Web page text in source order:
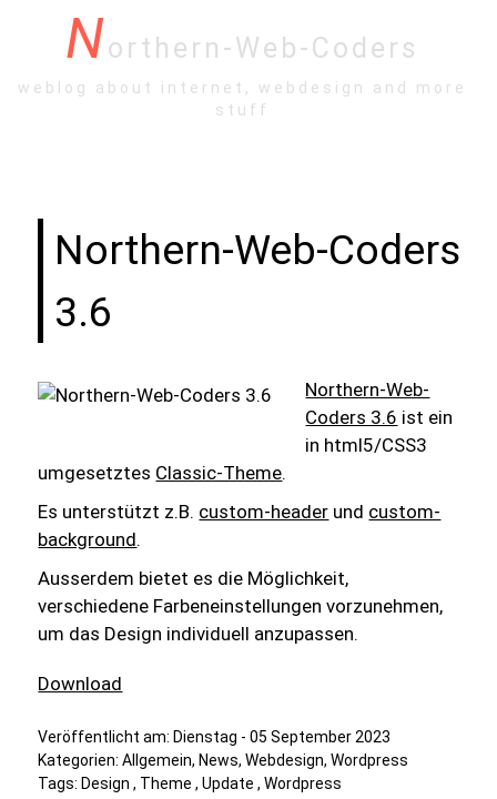
Northern-Web-Coders
weblog about internet, webdesign and more
stuff
Northern-Web-Coders
3.6
Northern-Web-
Coders 3.6 ist ein
in html5/CSS3
umgesetztes Classic-Theme.
Es unterstützt z.B. custom-header und custom-
background.
Ausserdem bietet es die Möglichkeit,
verschiedene Farbeneinstellungen vorzunehmen,
um das Design individuell anzupassen.
Download
Veröffentlicht am: Dienstag - 05 September 2023
Kategorien:Allgemein, News,Webdesign,Wordpress
Tags: Design , Theme ,Update ,Wordpress